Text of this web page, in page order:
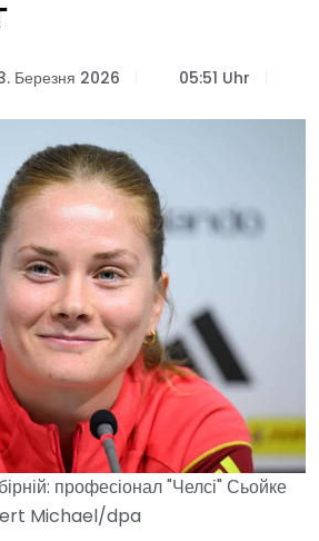
Березня 2026 05:51 Uhr
професіонал "Челсі" Сьойке
Michael/dpa